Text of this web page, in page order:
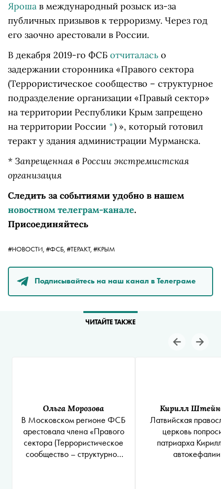
Яроша в международный розыск из-за
публичных призывов к терроризму. Через год
его заочно арестовали в России.
В декабря 2019-го ФСБ отчиталась о
задержании сторонника «Правого сектора
(Террористическое сообщество – структурное
подразделение организации «Правый сектор»
на территории Республики Крым запрещено
на территории России *) », который готовил
теракт у здания администрации Мурманска.
* Запрещенная в России экстремистская
организация
Следить за событиями удобно в нашем
новостном телеграм-канале.
Присоединяйтесь
#НОВОСТИ, #ФСБ, #ТЕРАКТ, #КРЫМ
Подписывайтесь на наш канал в Телеграме
ЧИТАЙТЕ ТАКЖЕ
Ольга Морозова
В Московском регионе ФСБ
арестовала члена«Правого
сектора (Террористическое
сообщество – структурное
Кирилл
Латвийская
церковь
патриарха
автокефалии